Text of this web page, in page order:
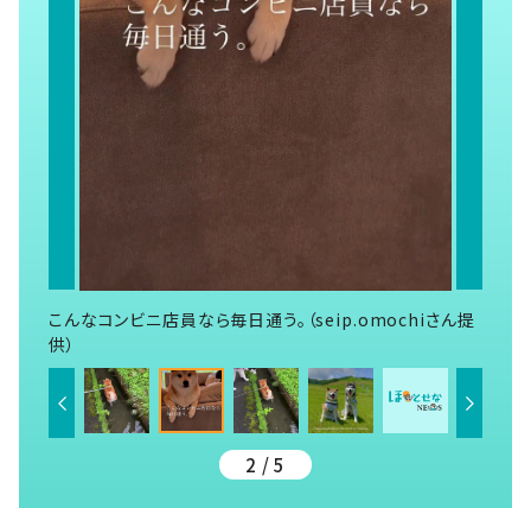
こんなコンビニ店員なら毎日通う。（seip.omochiさん提
供）
2 / 5